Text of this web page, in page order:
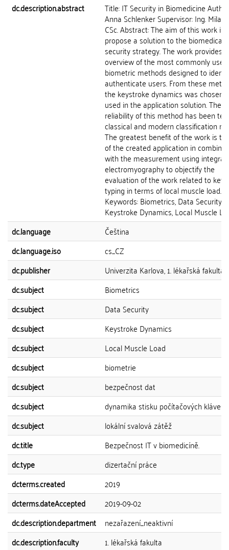
dc.description.abstract
Title: IT Security in Biomedicine
Anna Schlenker Supervisor: Ing. Milan
CSc. Abstract: The aim of this work is
propose a solution to the biomedical
security strategy. The work provides
overview of the most commonly used
biometric methods designed to
authenticate users. From these
the keystroke dynamics was chosen
used in the application solution. The
reliability of this method has been
classical and modern classification
The greatest benefit of the work is
of the created application in
with the measurement using
electromyography to objectify the
evaluation of the work related to
typing in terms of local muscle load.
Keywords: Biometrics, Data Security,
Keystroke Dynamics, Local Muscle
dc.language
Čeština
dc.language.iso
cs_CZ
dc.publisher
Univerzita Karlova, 1. lékařská fakulta
dc.subject
Biometrics
dc.subject
Data Security
dc.subject
Keystroke Dynamics
dc.subject
Local Muscle Load
dc.subject
biometrie
dc.subject
bezpečnost dat
dc.subject
dynamika stisku počítačových kláves
dc.subject
lokální svalová zátěž
dc.title
Bezpečnost IT v biomedicíně.
dc.type
dizertační práce
dcterms.created
2019
dcterms.dateAccepted
2019-09-02
dc.description.department
nezařazení_neaktivní
dc.description.faculty
1. lékařská fakulta